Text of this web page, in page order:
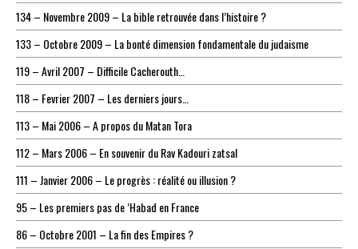
134 – Novembre 2009 – La bible retrouvée dans l’histoire ?
133 – Octobre 2009 – La bonté dimension fondamentale du judaisme
119 – Avril 2007 – Difficile Cacherouth…
118 – Fevrier 2007 – Les derniers jours…
113 – Mai 2006 – A propos du Matan Tora
112 – Mars 2006 – En souvenir du Rav Kadouri zatsal
111 – Janvier 2006 – Le progrès : réalité ou illusion ?
95 – Les premiers pas de ‘Habad en France
86 – Octobre 2001 – La fin des Empires ?